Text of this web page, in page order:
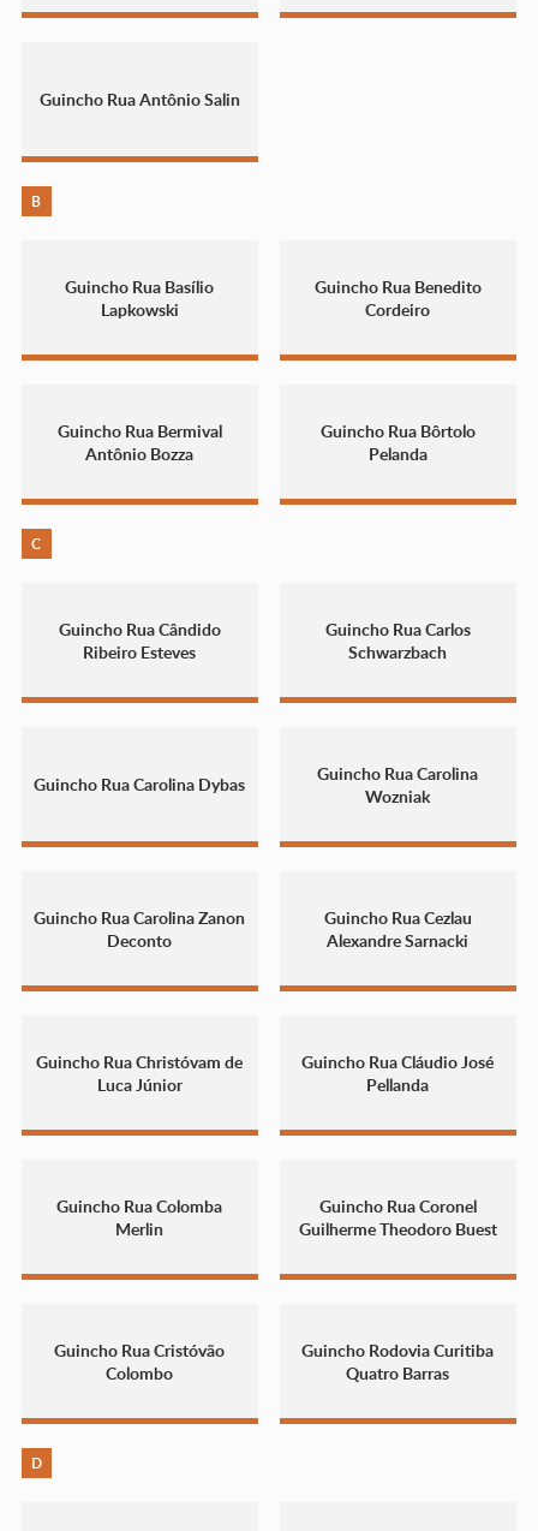
Guincho Rua Antônio Salin
B
Guincho Rua Basílio
Lapkowski
Guincho Rua Benedito
Cordeiro
Guincho Rua Bermival
Antônio Bozza
Guincho Rua Bôrtolo
Pelanda
C
Guincho Rua Cândido
Ribeiro Esteves
Guincho Rua Carlos
Schwarzbach
Guincho Rua Carolina Dybas
Guincho Rua Carolina
Wozniak
Guincho Rua Carolina Zanon
Deconto
Guincho Rua Cezlau
Alexandre Sarnacki
Guincho Rua Christóvam de
Luca Júnior
Guincho Rua Cláudio José
Pellanda
Guincho Rua Colomba
Merlin
Guincho Rua Coronel
Guilherme Theodoro Buest
Guincho Rua Cristóvão
Colombo
Guincho Rodovia Curitiba
Quatro Barras
D